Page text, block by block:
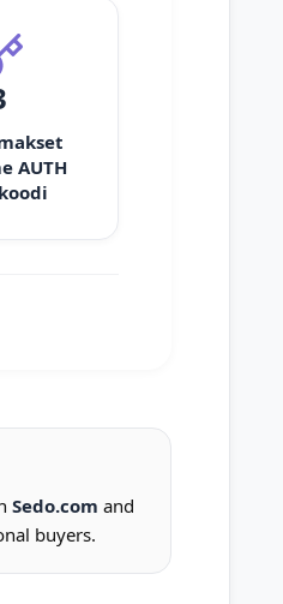
AUTH
Sedo.com and
buyers.